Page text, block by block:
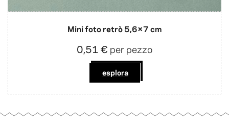
Mini foto retrò 5,6×7 cm
0,51 € per pezzo
esplora